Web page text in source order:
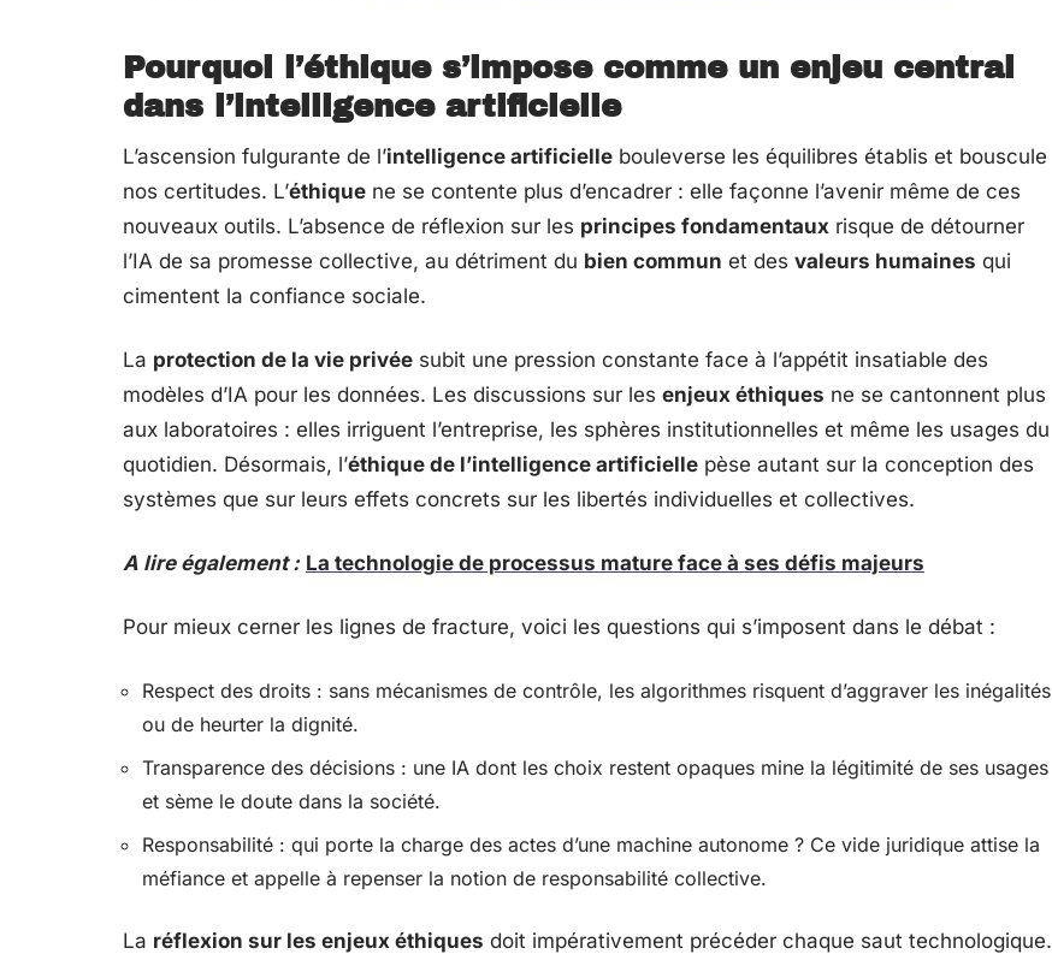
Pourquoi l’éthique s’impose comme un enjeu central
dans l’intelligence artificielle
L’ascension fulgurante de l’intelligence artificielle bouleverse les équilibres établis et bouscule
nos certitudes. L’éthique ne se contente plus d’encadrer : elle façonne l’avenir même de ces
nouveaux outils. L’absence de réflexion sur les principes fondamentaux risque de détourner
l’IA de sa promesse collective, au détriment du bien commun et des valeurs humaines qui
cimentent la confiance sociale.
La protection de la vie privée subit une pression constante face à l’appétit insatiable des
modèles d’IA pour les données. Les discussions sur les enjeux éthiques ne se cantonnent plus
aux laboratoires : elles irriguent l’entreprise, les sphères institutionnelles et même les usages du
quotidien. Désormais, l’éthique de l’intelligence artificielle pèse autant sur la conception des
systèmes que sur leurs effets concrets sur les libertés individuelles et collectives.
A lire également : La technologie de processus mature face à ses défis majeurs
Pour mieux cerner les lignes de fracture, voici les questions qui s’imposent dans le débat :
Respect des droits : sans mécanismes de contrôle, les algorithmes risquent d’aggraver les inégalités
ou de heurter la dignité.
Transparence des décisions : une IA dont les choix restent opaques mine la légitimité de ses usages
et sème le doute dans la société.
Responsabilité : qui porte la charge des actes d’une machine autonome ? Ce vide juridique attise la
méfiance et appelle à repenser la notion de responsabilité collective.
La réflexion sur les enjeux éthiques doit impérativement précéder chaque saut technologique.